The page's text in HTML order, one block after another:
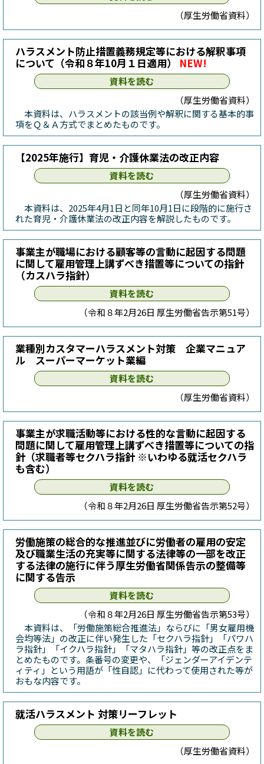
（厚生労働省資料）
ハラスメント防止措置義務規定等における解釈事項
について（令和８年10月１日適用） NEW!
資料を読む
（厚生労働省資料）
本資料は、ハラスメントの該当例や解釈に関する基本的事
項をＱ＆Ａ方式でまとめたものです。
【2025年施行】育児・介護休業法の改正内容
資料を読む
（厚生労働省資料）
本資料は、2025年4月1日と同年10月1日に段階的に施行さ
れた育児・介護休業法の改正内容を解説したものです。
事業主が職場における顧客等の言動に起因する問題
に関して雇用管理上講ずべき措置等についての指針
（カスハラ指針）
資料を読む
（令和８年2月26日 厚生労働省告示第51号）
業種別カスタマーハラスメント対策 企業マニュア
ル スーパーマーケット業編
資料を読む
（厚生労働省資料）
事業主が求職活動等における性的な言動に起因する
問題に関して雇用管理上講ずべき措置等についての指
針（求職者等セクハラ指針 ※いわゆる就活セクハラ
も含む）
資料を読む
（令和８年2月26日 厚生労働省告示第52号）
労働施策の総合的な推進並びに労働者の雇用の安定
及び職業生活の充実等に関する法律等の一部を改正
する法律の施行に伴う厚生労働省関係告示の整備等
に関する告示
資料を読む
（令和８年2月26日 厚生労働省告示第53号）
本資料は、「労働施策総合推進法」ならびに「男女雇用機
会均等法」の改正に伴い発生した「セクハラ指針」「パワハ
ラ指針」「イクハラ指針」「マタハラ指針」等の改正点をま
とめたものです。条番号の変更や、「ジェンダーアイデンテ
ィティ」という用語が「性自認」に代わって使用された等が
おもな内容です。
就活ハラスメント 対策リーフレット
資料を読む
（厚生労働省資料）